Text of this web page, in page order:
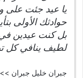
يا عيد جئت على
حوادثك الأولى
بل كنت عيدين في
لطيف ينافي كل
جبران خليل جبران >>